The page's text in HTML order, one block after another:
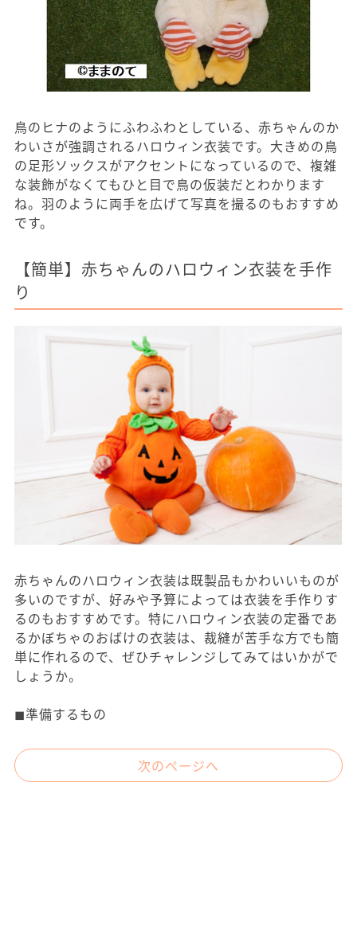
鳥のヒナのようにふわふわとしている、赤ちゃんのか
わいさが強調されるハロウィン衣装です。大きめの鳥
の足形ソックスがアクセントになっているので、複雑
な装飾がなくてもひと目で鳥の仮装だとわかります
ね。羽のように両手を広げて写真を撮るのもおすすめ
です。
【簡単】赤ちゃんのハロウィン衣装を手作
り
赤ちゃんのハロウィン衣装は既製品もかわいいものが
多いのですが、好みや予算によっては衣装を手作りす
るのもおすすめです。特にハロウィン衣装の定番であ
るかぼちゃのおばけの衣装は、裁縫が苦手な方でも簡
単に作れるので、ぜひチャレンジしてみてはいかがで
しょうか。
◼︎準備するもの
次のページへ